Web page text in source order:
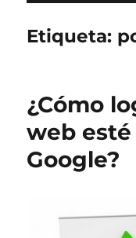
Etiqueta:
¿Cómo
web
Google?